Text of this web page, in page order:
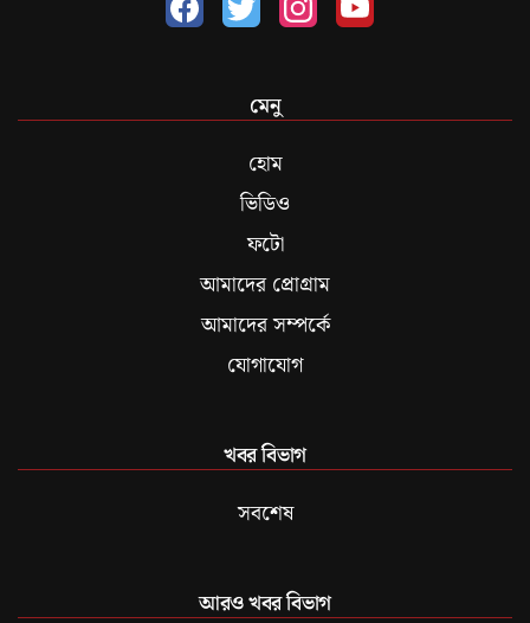
মেনু
হোম
ভিডিও
ফটো
আমাদের প্রোগ্রাম
আমাদের সম্পর্কে
যোগাযোগ
খবর বিভাগ
সবশেষ
আরও খবর বিভাগ